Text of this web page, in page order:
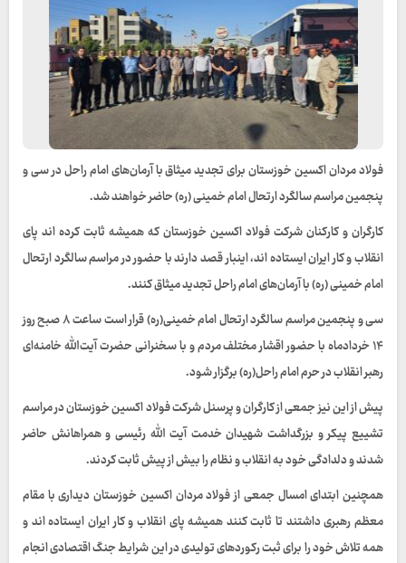
فولاد مردان اکسین خوزستان برای تجدید میثاق با آرمان‌های امام راحل در سی و
پنجمین مراسم سالگرد ارتحال امام خمینی (ره) حاضر خواهند شد.
کارگران و کارکنان شرکت فولاد اکسین خوزستان که همیشه ثابت کرده اند پای
انقلاب و کار ایران ایستاده اند، اینبار قصد دارند با حضور در مراسم سالگرد ارتحال
امام خمینی (ره) با آرمان‌های امام راحل تجدید میثاق کنند.
سی و پنجمین مراسم سالگرد ارتحال امام خمینی(ره) قرار است ساعت ۸ صبح روز
۱۴ خردادماه با حضور اقشار مختلف مردم و با سخنرانی حضرت آیت‌الله خامنه‌ای
رهبر انقلاب در حرم امام راحل(ره) برگزار شود.
پیش از این نیز جمعی از کارگران و پرسنل شرکت فولاد اکسین خوزستان در مراسم
تشییع پیکر و بزرگداشت شهیدان خدمت آیت الله رئیسی و همراهانش حاضر
شدند و دلدادگی خود به انقلاب و نظام را بیش از پیش ثابت کردند.
همچنین ابتدای امسال جمعی از فولاد مردان اکسین خوزستان دیداری با مقام
معظم رهبری داشتند تا ثابت کنند همیشه پای انقلاب و کار ایران ایستاده اند و
همه تلاش خود را برای ثبت رکوردهای تولیدی در این شرایط جنگ اقتصادی انجام